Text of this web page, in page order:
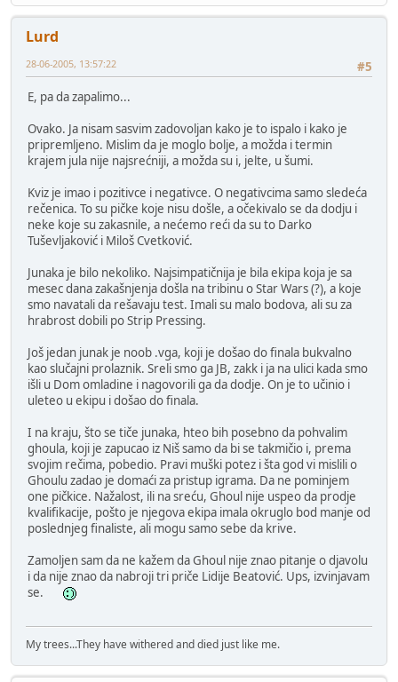
Lurd
#5
28-06-2005, 13:57:22
E, pa da zapalimo...
Ovako. Ja nisam sasvim zadovoljan kako je to ispalo i kako je
pripremljeno. Mislim da je moglo bolje, a možda i termin
krajem jula nije najsrećniji, a možda su i, jelte, u šumi.
Kviz je imao i pozitivce i negativce. O negativcima samo sledeća
rečenica. To su pičke koje nisu došle, a očekivalo se da dodju i
neke koje su zakasnile, a nećemo reći da su to Darko
Tuševljaković i Miloš Cvetković.
Junaka je bilo nekoliko. Najsimpatičnija je bila ekipa koja je sa
mesec dana zakašnjenja došla na tribinu o Star Wars (?), a koje
smo navatali da rešavaju test. Imali su malo bodova, ali su za
hrabrost dobili po Strip Pressing.
Još jedan junak je noob .vga, koji je došao do finala bukvalno
kao slučajni prolaznik. Sreli smo ga JB, zakk i ja na ulici kada smo
išli u Dom omladine i nagovorili ga da dodje. On je to učinio i
uleteo u ekipu i došao do finala.
I na kraju, što se tiče junaka, hteo bih posebno da pohvalim
ghoula, koji je zapucao iz Niš samo da bi se takmičio i, prema
svojim rečima, pobedio. Pravi muški potez i šta god vi mislili o
Ghoulu zadao je domaći za pristup igrama. Da ne pominjem
one pičkice. Nažalost, ili na sreću, Ghoul nije uspeo da prodje
kvalifikacije, pošto je njegova ekipa imala okruglo bod manje od
poslednjeg finaliste, ali mogu samo sebe da krive.
Zamoljen sam da ne kažem da Ghoul nije znao pitanje o djavolu
i da nije znao da nabroji tri priče Lidije Beatović. Ups, izvinjavam
se.
My trees...They have withered and died just like me.